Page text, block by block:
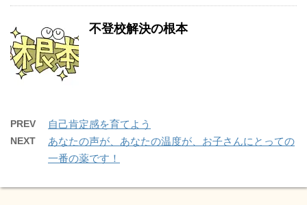
不登校解決の根本
PREV 自己肯定感を育てよう
NEXT
あなたの声が、あなたの温度が、お子さんにとっての
一番の薬です！